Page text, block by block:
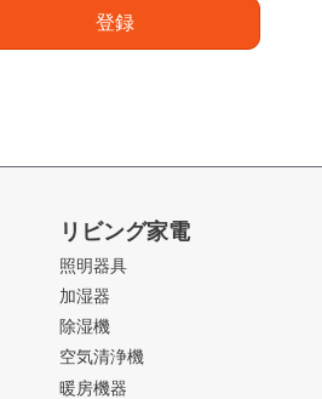
登録
リビング家電
照明器具
加湿器
除湿機
空気清浄機
暖房機器